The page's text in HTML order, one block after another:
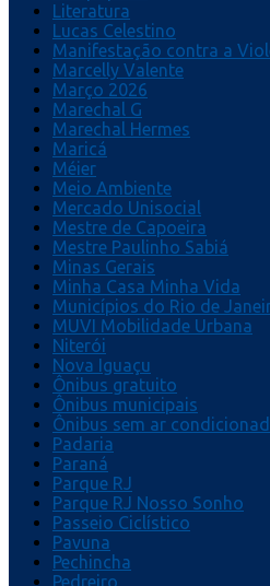
Literatura
Lucas Celestino
Manifestação contra a
Marcelly Valente
Março 2026
Marechal G
Marechal Hermes
Maricá
Méier
Meio Ambiente
Mercado Unisocial
Mestre de Capoeira
Mestre Paulinho Sabiá
Minas Gerais
Minha Casa Minha Vida
Municípios do Rio de
MUVI Mobilidade Urbana
Niterói
Nova Iguaçu
Ônibus gratuito
Ônibus municipais
Ônibus sem ar
Padaria
Paraná
Parque RJ
Parque RJ Nosso Sonho
Passeio Ciclístico
Pavuna
Pechincha
Pedreiro